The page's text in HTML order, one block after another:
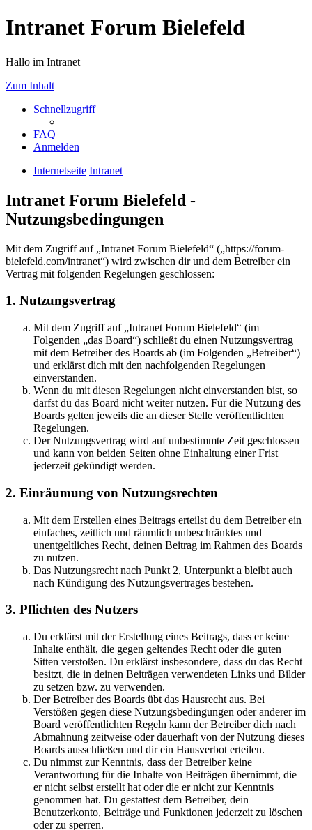
Intranet Forum Bielefeld
Hallo im Intranet
Zum Inhalt
Schnellzugriff
FAQ
Anmelden
Internetseite Intranet
Intranet Forum Bielefeld -
Nutzungsbedingungen
Mit dem Zugriff auf „Intranet Forum Bielefeld“ („https://forum-
bielefeld.com/intranet“) wird zwischen dir und dem Betreiber ein
Vertrag mit folgenden Regelungen geschlossen:
1. Nutzungsvertrag
Mit dem Zugriff auf „Intranet Forum Bielefeld“ (im
Folgenden „das Board“) schließt du einen Nutzungsvertrag
mit dem Betreiber des Boards ab (im Folgenden „Betreiber“)
und erklärst dich mit den nachfolgenden Regelungen
einverstanden.
Wenn du mit diesen Regelungen nicht einverstanden bist, so
darfst du das Board nicht weiter nutzen. Für die Nutzung des
Boards gelten jeweils die an dieser Stelle veröffentlichten
Regelungen.
Der Nutzungsvertrag wird auf unbestimmte Zeit geschlossen
und kann von beiden Seiten ohne Einhaltung einer Frist
jederzeit gekündigt werden.
2. Einräumung von Nutzungsrechten
Mit dem Erstellen eines Beitrags erteilst du dem Betreiber ein
einfaches, zeitlich und räumlich unbeschränktes und
unentgeltliches Recht, deinen Beitrag im Rahmen des Boards
zu nutzen.
Das Nutzungsrecht nach Punkt 2, Unterpunkt a bleibt auch
nach Kündigung des Nutzungsvertrages bestehen.
3. Pflichten des Nutzers
Du erklärst mit der Erstellung eines Beitrags, dass er keine
Inhalte enthält, die gegen geltendes Recht oder die guten
Sitten verstoßen. Du erklärst insbesondere, dass du das Recht
besitzt, die in deinen Beiträgen verwendeten Links und Bilder
zu setzen bzw. zu verwenden.
Der Betreiber des Boards übt das Hausrecht aus. Bei
Verstößen gegen diese Nutzungsbedingungen oder anderer im
Board veröffentlichten Regeln kann der Betreiber dich nach
Abmahnung zeitweise oder dauerhaft von der Nutzung dieses
Boards ausschließen und dir ein Hausverbot erteilen.
Du nimmst zur Kenntnis, dass der Betreiber keine
Verantwortung für die Inhalte von Beiträgen übernimmt, die
er nicht selbst erstellt hat oder die er nicht zur Kenntnis
genommen hat. Du gestattest dem Betreiber, dein
Benutzerkonto, Beiträge und Funktionen jederzeit zu löschen
oder zu sperren.